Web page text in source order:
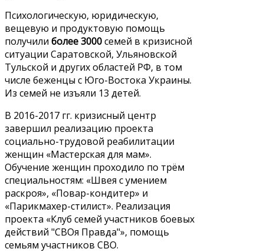
Психологическую, юридическую,
вещевую и продуктовую помощь
получили более 3000семей в кризисной
ситуации Саратовской, Ульяновской
Тульской и других областей РФ, в том
числе беженцы с Юго-Востока Украины.
Из семей не изъяли 13 детей.
В 2016-2017 гг. кризисный центр
завершил реализацию проекта
социально-трудовой реабилитации
женщин «Мастерская для мам».
Обучение женщин проходило по трём
специальностям: «Швея с умением
раскроя», «Повар-кондитер» и
«Парикмахер-стилист». Реализация
проекта «Клуб семей участников боевых
действий "СВОя Правда"», помощь
семьям участников СВО.